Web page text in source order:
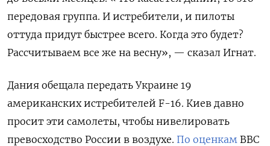
передовая группа. И истребители, и пилоты
оттуда придут быстрее всего. Когда это будет?
Рассчитываем все же на весну», — сказал Игнат.
Дания обещала передать Украине 19
американских истребителей F-16. Киев давно
просит эти самолеты, чтобы нивелировать
превосходство России в воздухе. По оценкам ВВС